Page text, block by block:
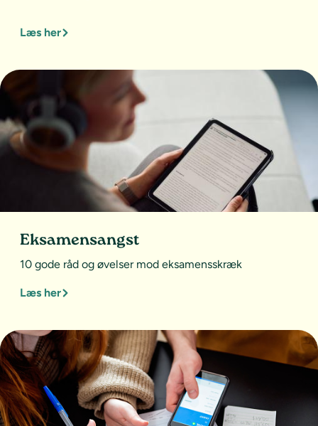
Læs her
Eksamensangst
10 gode råd og øvelser mod eksamensskræk
Læs her